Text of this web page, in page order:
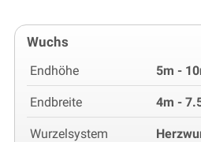
Wuchs
Endhöhe 5m -
Endbreite 4m -
Wurzelsystem